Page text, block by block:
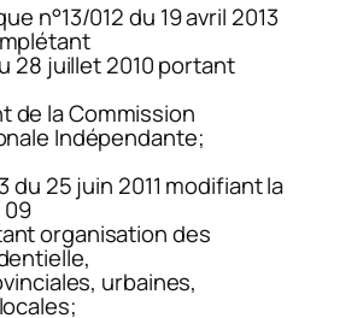
n°13/012 du 19 avril 2013
28 juillet 2010 portant
de la Commission
Indépendante;
du 25 juin 2011 modifiant la
09
organisation des
urbaines,